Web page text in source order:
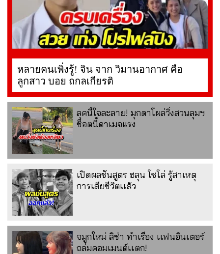
หลายคนเพิ่งรู้! จิน จาก วิมานอากาศ คือ
ลูกสาว บอย ถกลเกียรติ
ลุคนี้ใจละลาย! มุกดาโผล่วิ่งสวนลุมฯ
ช็อตนี้ดาเมจแรง
เปิดผลชันสูตร ฮลุน โซโล่ รู้สาเหตุ
การเสียชีวิตเเล้ว
จมูกใหม่ ลิซ่า ทำเรื่อง เเฟนอินเตอร์
ถล่มคอมเมนต์เเตก!